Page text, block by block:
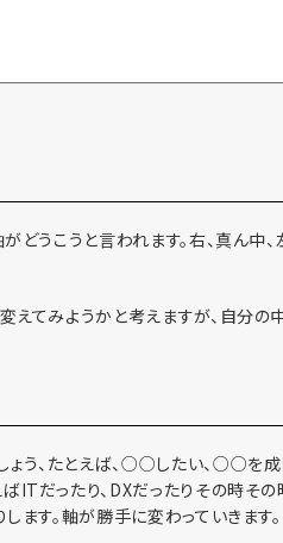
どうこうと言われます。右、真ん中、
えてみようかと考えますが、自分の
ょう、たとえば、○○したい、○○を成
ITだったり、DXだったりその時その
ます。軸が勝手に変わっていきます。